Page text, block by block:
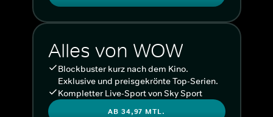
Alles von WOW
Blockbuster kurz nach dem Kino.
Exklusive und preisgekrönte Top-Serien.
Kompletter Live-Sport von Sky Sport
AB 34,97 MTL.